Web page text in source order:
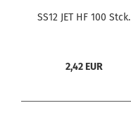
SS12 JET HF 100 Stck.
2,42 EUR